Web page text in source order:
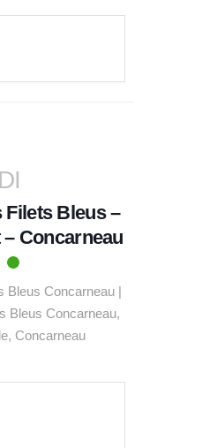
Filets Bleus –
– Concarneau
Bleus Concarneau |
Bleus Concarneau,
Concarneau